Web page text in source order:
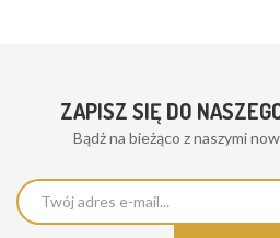
ZAPISZ SIĘ DO
Bądż na bieżąco z naszymi